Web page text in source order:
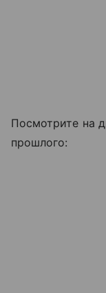
Посмотрите на
прошлого: